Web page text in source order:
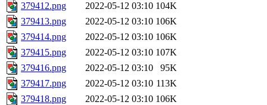
379412.png
2022-05-12 03:10 104K
379413.png
2022-05-12 03:10 106K
379414.png
2022-05-12 03:10 106K
379415.png
2022-05-12 03:10 107K
379416.png
2022-05-12 03:10
95K
379417.png
2022-05-12 03:10 113K
379418.png
2022-05-12 03:10 106K